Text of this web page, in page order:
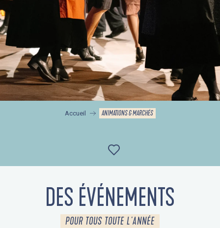
Accueil ANIMATIONS & MARCHÉS
Ajouter aux
DES ÉVÉNEMENTS
POUR TOUS TOUTE L'ANNÉE